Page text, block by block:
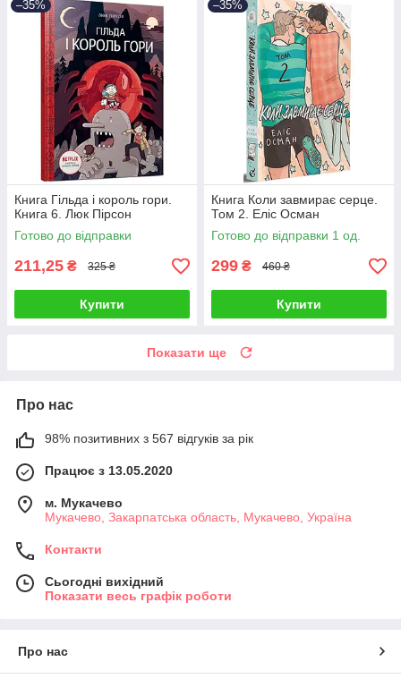
–35%
Книга Гільда і король гори.
Книга 6. Люк Пірсон
Готово до відправки
211,25 ₴ 325 ₴
Купити
–35%
Книга Коли завмирає серце.
Том 2. Еліс Осман
Готово до відправки 1 од.
299 ₴ 460 ₴
Купити
Показати ще
Про нас
98% позитивних з 567 відгуків за рік
Працює з 13.05.2020
м. Мукачево
Мукачево, Закарпатська область, Мукачево, Україна
Контакти
Сьогодні вихідний
Показати весь графік роботи
Про нас